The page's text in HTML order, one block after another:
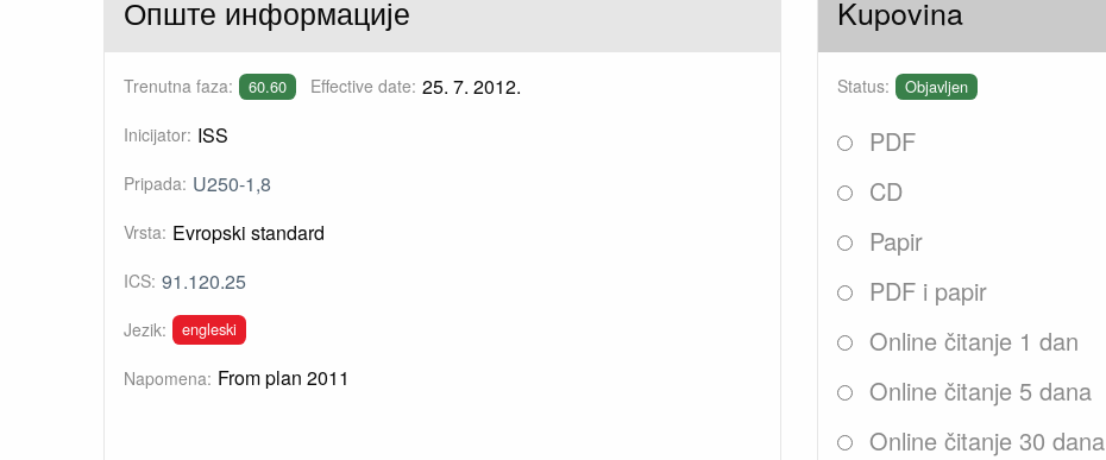
Опште информације
Trenutna faza: 60.60 Effective date: 25. 7. 2012.
Inicijator: ISS
Pripada: U250-1,8
Vrsta: Evropski standard
ICS: 91.120.25
Jezik: engleski
Napomena: From plan 2011
Kupovina
Status: Objavljen
PDF
CD
Papir
PDF i papir
Online čitanje 1 dan
Online čitanje 5 dana
Online čitanje 30 dana